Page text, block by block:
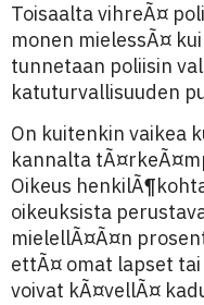
Toisaalta vihreÃ¤
monen mielessÃ¤
tunnetaan poliisin
katuturvallisuuden
On kuitenkin vaikea
kannalta
Oikeus
oikeuksista
mielellÃ¤Ã¤n
ettÃ¤ omat lapset
voivat kÃ¤vellÃ¤